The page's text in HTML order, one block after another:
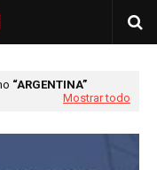
ARGENTINA
Mostrar todo